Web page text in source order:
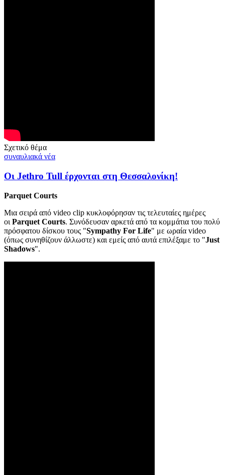
Σχετικό θέμα
συναυλιακά νέα
Οι Jethro Tull έρχονται στη Θεσσαλονίκη!
Parquet Courts
Μια σειρά από video clip κυκλοφόρησαν τις τελευταίες ημέρες
οι Parquet Courts. Συνόδευσαν αρκετά από τα κομμάτια του πολύ
πρόσφατου δίσκου τους "Sympathy For Life" με ωραία video
(όπως συνηθίζουν άλλωστε) και εμείς από αυτά επιλέξαμε το "Just
Shadows".